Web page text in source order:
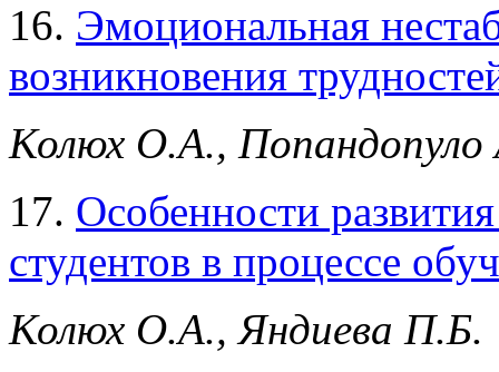
16. Эмоциональная
возникновения
Колюх О.А.,
17. Особенности
студентов в процессе
Колюх О.А., Яндиева П.Б.